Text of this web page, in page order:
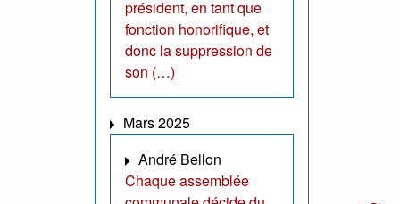
président, en tant que
fonction honorifique, et
donc la suppression de
son (…)
Mars 2025
André Bellon
Chaque assemblée